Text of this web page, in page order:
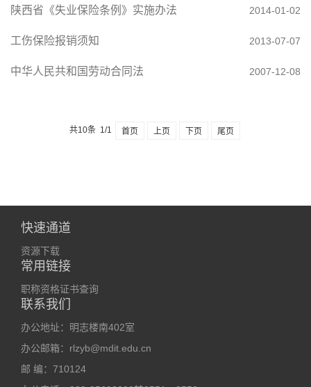
陕西省《失业保险条例》实施办法 2014-01-02
工伤保险报销须知 2013-07-07
中华人民共和国劳动合同法 2007-12-08
共10条 1/1 首页 上页 下页 尾页
快速通道
资源下载
常用链接
职称资格证书查询
联系我们
办公地址：明志楼南402室
办公邮箱：rlzyb@mdit.edu.cn
邮 编：710124